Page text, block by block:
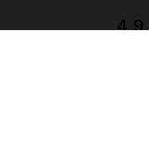
4.9